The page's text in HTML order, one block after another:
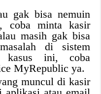
gak bisa nemuin
coba minta kasir
masih gak bisa
di sistem
kasus ini, coba
MyRepublic ya.
muncul di kasir